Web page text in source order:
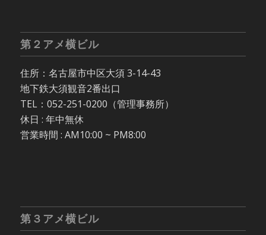
第２アメ横ビル
住所：名古屋市中区大須 3-14-43
地下鉄大須観音2番出口
TEL：052-251-0200（管理事務所）
休日 : 年中無休
営業時間 : AM10:00 ~ PM8:00
第３アメ横ビル